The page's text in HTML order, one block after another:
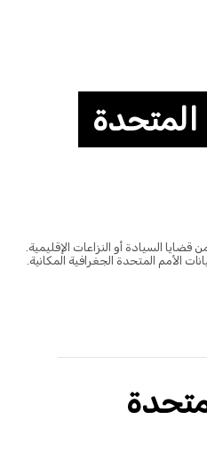
المتحدة
السيادة أو النزاعات الإقليمية.
الأمم المتحدة الجغرافية المكانية.